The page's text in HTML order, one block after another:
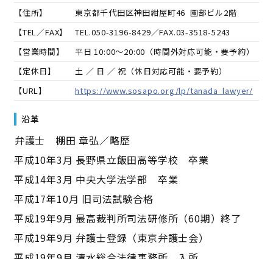
【住所】
東京都千代田区神田紺屋町46 園部ビル2階
【TEL／FAX】
TEL.050-3196-8429／FAX.03-3518-5243
【営業時間】
平日 10:00～20:00（時間外対応可能・要予約）
【定休日】
土 ／ 日 ／ 祝（休日対応可能・要予約）
【URL】
https://www.sosapo.org/lp/tanada_lawyer/
沿革
――弁護士 棚田 章弘／略歴――
平成10年3月 長野県立飯田高等学校 卒業
平成14年3月 中央大学法学部 卒業
平成17年10月 旧司法試験合格
平成19年9月 最高裁判所司法研修所（60期）終了
平成19年9月 弁護士登録（東京弁護士会）